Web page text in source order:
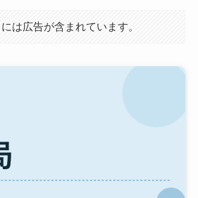
は広告が含まれています。